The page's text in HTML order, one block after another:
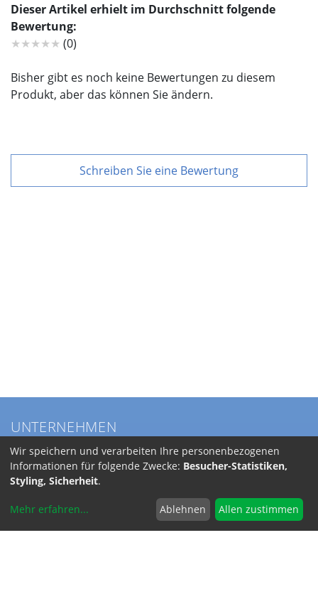
Dieser Artikel erhielt im Durchschnitt folgende
Bewertung:
★★★★★ (0)
Bisher gibt es noch keine Bewertungen zu diesem
Produkt, aber das können Sie ändern.
Schreiben Sie eine Bewertung
UNTERNEHMEN
Über BKL
Service
Anfahrt
Jobs
SERVICE
Wir speichern und verarbeiten Ihre personenbezogenen
Informationen für folgende Zwecke: Besucher-Statistiken,
Styling, Sicherheit.
Mehr erfahren... Ablehnen Allen zustimmen